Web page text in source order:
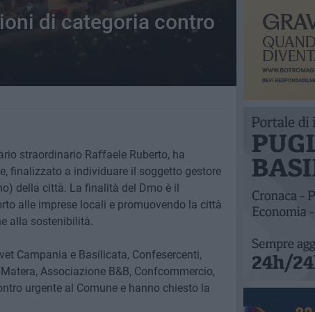
di categoria contro
straordinario Raffaele Ruberto, ha
finalizzato a individuare il soggetto gestore
della città. La finalità del Dmo è il
alle imprese locali e promuovendo la città
alla sostenibilità.
Campania e Basilicata, Confesercenti,
Associazione B&B, Confcommercio,
urgente al Comune e hanno chiesto la